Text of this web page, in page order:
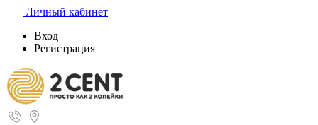
Личный кабинет
Вход
Регистрация